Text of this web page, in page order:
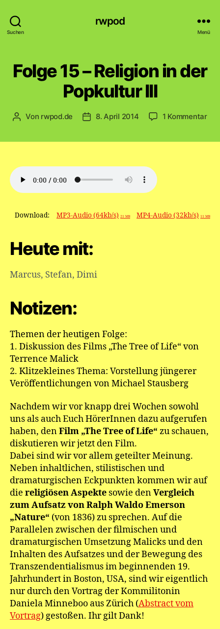
Suchen
rwpod
Menü
Folge 15 – Religion in der
Popkultur III
Beitragsautor
Von rwpod.de Veröffentlichungsdatum
8. April 2014 1 Kommentarzu
Download: MP3-Audio (64kb/s) 21 MB MP4-Audio (32kb/s) 11 MB
Heute mit:
Marcus, Stefan, Dimi
Notizen:
Themen der heutigen Folge:
1. Diskussion des Films „The Tree of Life“ von
Terrence Malick
2. Klitzekleines Thema: Vorstellung jüngerer
Veröffentlichungen von Michael Stausberg
Nachdem wir vor knapp drei Wochen sowohl
uns als auch Euch HörerInnen dazu aufgerufen
haben, denFilm „The Tree of Life“ zu schauen,
diskutieren wir jetzt den Film.
Dabei sind wir vor allem geteilter Meinung.
Neben inhaltlichen, stilistischen und
dramaturgischen Eckpunkten kommen wir auf
die religiösen Aspekte sowie denVergleich
zum Aufsatz von Ralph Waldo Emerson
„Nature“ (von 1836) zu sprechen. Auf die
Parallelen zwischen der filmischen und
dramaturgischen Umsetzung Malicks und den
Inhalten des Aufsatzes und der Bewegung des
Transzendentialismus im beginnenden 19.
Jahrhundert in Boston, USA, sind wir eigentlich
nur durch den Vortrag der Kommilitonin
Daniela Minneboo aus Zürich (Abstract vom
Vortrag) gestoßen. Ihr gilt Dank!